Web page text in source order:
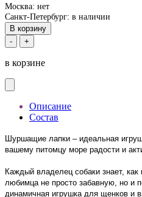
Москва: нет
Санкт-Петербург: в наличии
В корзину
-
+
в корзине
Описание
Состав
Шуршащие лапки – идеальная
вашему питомцу море радости и
Каждый владелец собаки знает,
любимца не просто забавную, но и
динамичная игрушка для щенков и